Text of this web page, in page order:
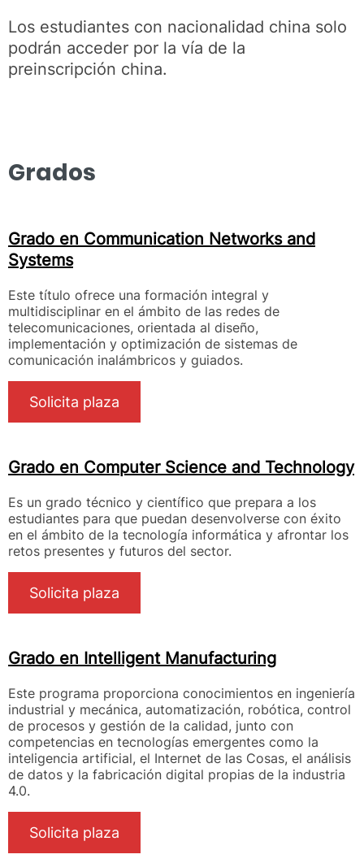
Los estudiantes con nacionalidad china solo
podrán acceder por la vía de la
preinscripción china.
Grados
Grado en Communication Networks and
Systems
Este título ofrece una formación integral y
multidisciplinar en el ámbito de las redes de
telecomunicaciones, orientada al diseño,
implementación y optimización de sistemas de
comunicación inalámbricos y guiados.
Solicita plaza
Grado en Computer Science and Technology
Es un grado técnico y científico que prepara a los
estudiantes para que puedan desenvolverse con éxito
en el ámbito de la tecnología informática y afrontar los
retos presentes y futuros del sector.
Solicita plaza
Grado en Intelligent Manufacturing
Este programa proporciona conocimientos en ingeniería
industrial y mecánica, automatización, robótica, control
de procesos y gestión de la calidad, junto con
competencias en tecnologías emergentes como la
inteligencia artificial, el Internet de las Cosas, el análisis
de datos y la fabricación digital propias de la industria
4.0.
Solicita plaza